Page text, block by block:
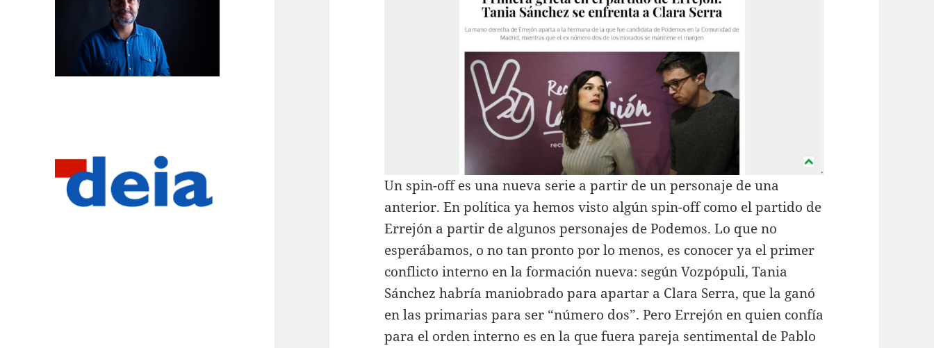
Un spin-off es una nueva serie a partir de un personaje de una
anterior. En política ya hemos visto algún spin-off como el partido de
Errejón a partir de algunos personajes de Podemos. Lo que no
esperábamos, o no tan pronto por lo menos, es conocer ya el primer
conflicto interno en la formación nueva: según Vozpópuli, Tania
Sánchez habría maniobrado para apartar a Clara Serra, que la ganó
en las primarias para ser “número dos”. Pero Errejón en quien confía
para el orden interno es en la que fuera pareja sentimental de Pablo